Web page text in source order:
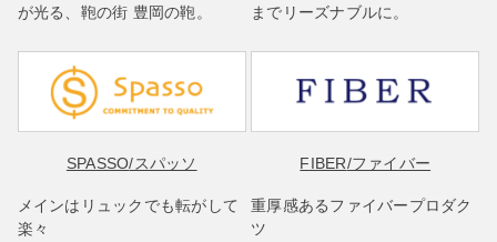
が光る、鞄の街 豊岡の鞄。
までリーズナブルに。
SPASSO/スパッソ
メインはリュックでも転がして
楽々
FIBER/ファイバー
重厚感あるファイバープロダク
ツ